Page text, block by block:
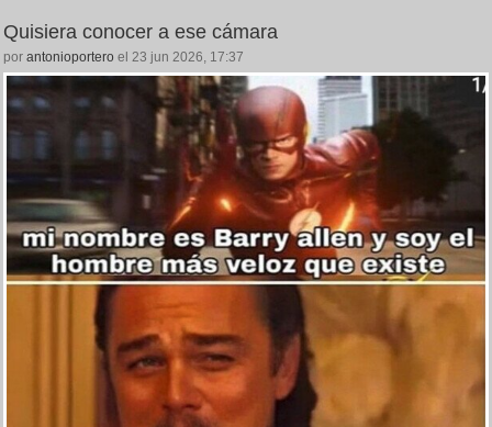
Quisiera conocer a ese cámara
por antonioportero el 23 jun 2026, 17:37